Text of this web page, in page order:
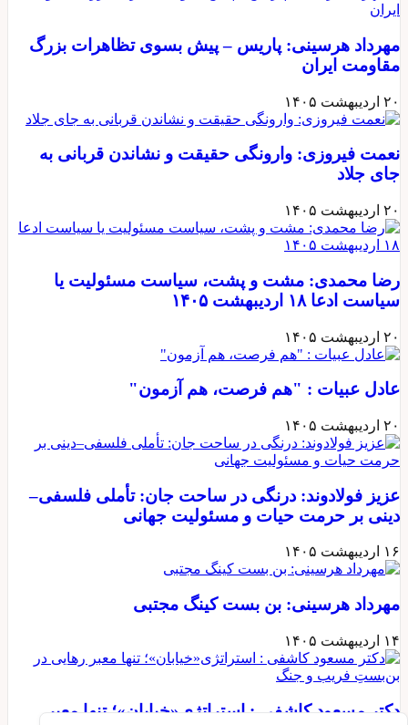
مهرداد هرسینی: پاریس – پیش بسوی تظاهرات بزرگ
مقاومت ایران
۲۰ اردیبهشت ۱۴۰۵
نعمت فیروزی: وارونگی حقیقت و نشاندن قربانی به
جای جلاد
۲۰ اردیبهشت ۱۴۰۵
رضا محمدی: مشت و پشت، سیاست مسئولیت یا
سیاست ادعا ۱۸ اردیبهشت ۱۴۰۵
۲۰ اردیبهشت ۱۴۰۵
عادل عبیات : "هم فرصت، هم آزمون"
۲۰ اردیبهشت ۱۴۰۵
عزیز فولادوند: درنگی در ساحت جان: تأملی فلسفی–
دینی بر حرمت حیات و مسئولیت جهانی
۱۶ اردیبهشت ۱۴۰۵
مهرداد هرسینی: بن بست کینگ مجتبی
۱۴ اردیبهشت ۱۴۰۵
دکتر مسعود کاشفی : استراتژی«خیابان»؛ تنها معبر